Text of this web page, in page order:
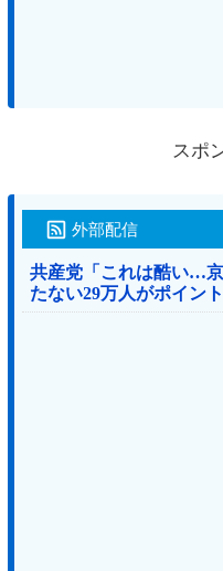
スポ
外部配信
共産党「これは酷い…
たない29万人がポイン